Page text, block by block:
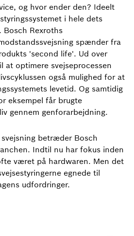
og hvor ender den? Ideelt
i hele dets
Rexroths
spænder fra
'second life'. Ud over
at optimere svejseprocessen
også mulighed for at
levetid. Og samtidig
eksempel får brugte
gennem genforarbejdning.
betræder Bosch
Indtil nu har fokus inden
været på hardwaren. Men det
egnede til
udfordringer.